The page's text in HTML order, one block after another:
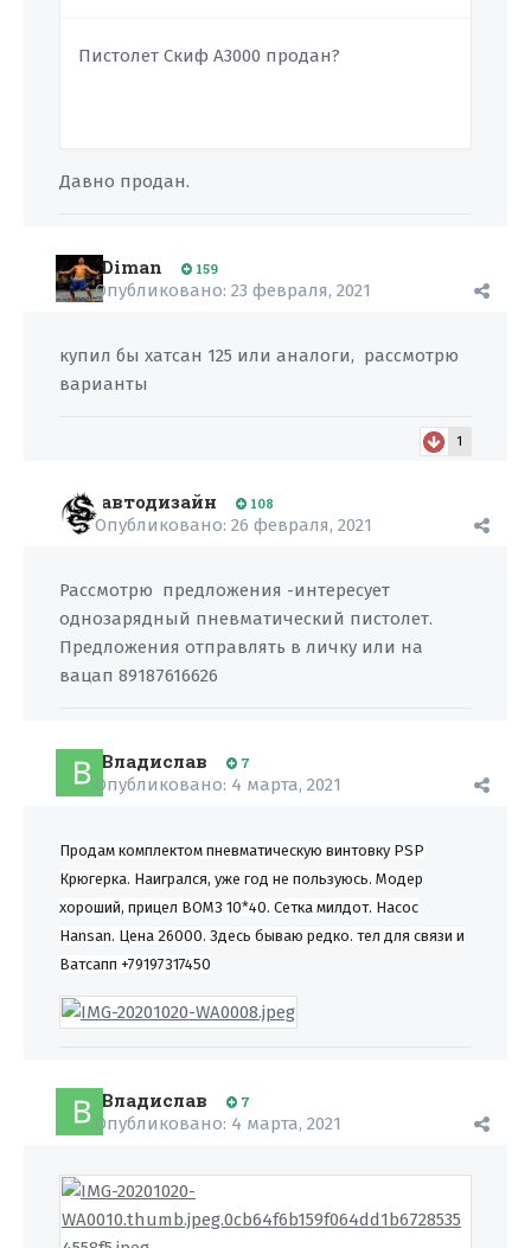
Пистолет Скиф А3000 продан?
Давно продан.
Diman 159
Опубликовано: 23 февраля, 2021
купил бы хатсан 125 или аналоги, рассмотрю
варианты
1
автодизайн 108
Опубликовано: 26 февраля, 2021
Рассмотрю предложения -интересует
однозарядный пневматический пистолет.
Предложения отправлять в личку или на
вацап 89187616626
Владислав 7
Опубликовано: 4 марта, 2021
Продам комплектом пневматическую винтовку PSP
Крюгерка. Наигрался, уже год не пользуюсь. Модер
хороший, прицел ВОМЗ 10*40. Сетка милдот. Насос
Hansan. Цена 26000. Здесь бываю редко. тел для связи и
Ватсапп +79197317450
Владислав 7
Опубликовано: 4 марта, 2021